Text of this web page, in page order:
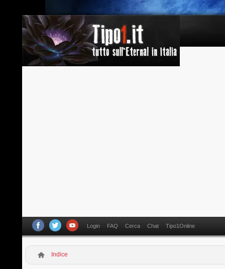
Login FAQ Cerca Chat Tipo1Online
Indice